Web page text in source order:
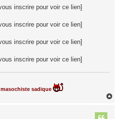
inscrire pour voir ce lien]
inscrire pour voir ce lien]
inscrire pour voir ce lien]
inscrire pour voir ce lien]
sadique